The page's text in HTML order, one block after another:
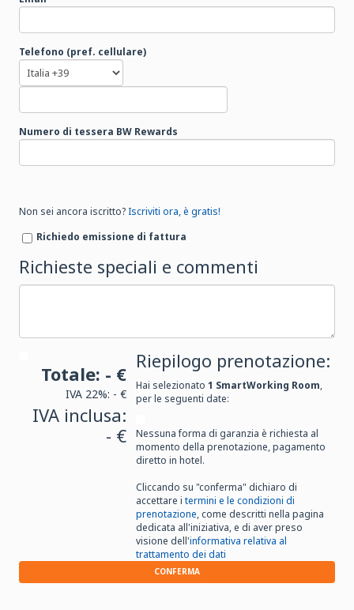
Telefono (pref. cellulare)
Numero di tessera BW Rewards
Non sei ancora iscritto?Iscriviti ora, è gratis!
Richiedo emissione di fattura
Richieste speciali e commenti
Riepilogo prenotazione:
Hai selezionato1 SmartWorking Room,
per le seguenti date:
Nessuna forma di garanzia è richiesta al
momento della prenotazione, pagamento
diretto in hotel.
Totale: - €
IVA 22%: - €
IVA inclusa:
- €
Cliccando su "conferma" dichiaro di
accettare itermini e le condizioni di
prenotazione, come descritti nella pagina
dedicata all'iniziativa, e di aver preso
visione dell'informativa relativa al
trattamento dei dati
CONFERMA